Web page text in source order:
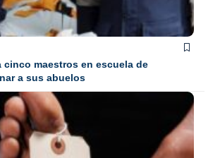
cinco maestros en escuela de
a sus abuelos